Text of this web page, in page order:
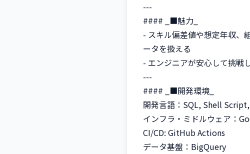
---
#### _■魅力_
- スキル偏差値や想定年収、
ータを扱える
- エンジニアが安心して挑戦
---
#### _■開発環境_
開発言語：SQL, Shell
インフラ・ミドルウェア：
CI/CD: GitHub Actions
データ基盤：BigQuery